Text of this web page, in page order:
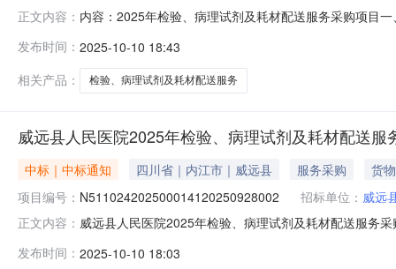
正文内容： 内容：2025年检验、病理试剂及耗材配送服务采购项目
商不足三家，本次采购活动失败，待重新组织采购。终
发布时间： 2025-10-10 18:43
相关产品：
检验、病理试剂及耗材配送服务
威远县人民医院2025年检验、病理试剂及耗材配送
中标｜中标通知 四川省｜内江市｜威远县 服务采购
货物
项目编号： N511024202500014120250928002 招标单位： 威远
正文内容： 威远县人民医院2025年检验、病理试剂及耗材配送服务
层2号250,202.30元检验、病理（非挂网）试剂及耗材配
发布时间： 2025-10-10 18:03